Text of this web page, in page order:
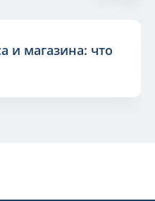
и магазина: что